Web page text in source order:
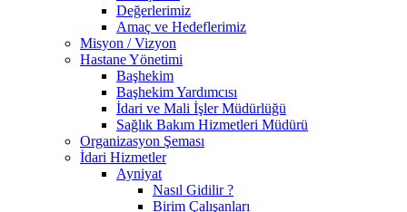
Değerlerimiz
Amaç ve Hedeflerimiz
Misyon / Vizyon
Hastane Yönetimi
Başhekim
Başhekim Yardımcısı
İdari ve Mali İşler Müdürlüğü
Sağlık Bakım Hizmetleri Müdürü
Organizasyon Şeması
İdari Hizmetler
Ayniyat
Nasıl Gidilir ?
Birim Çalışanları